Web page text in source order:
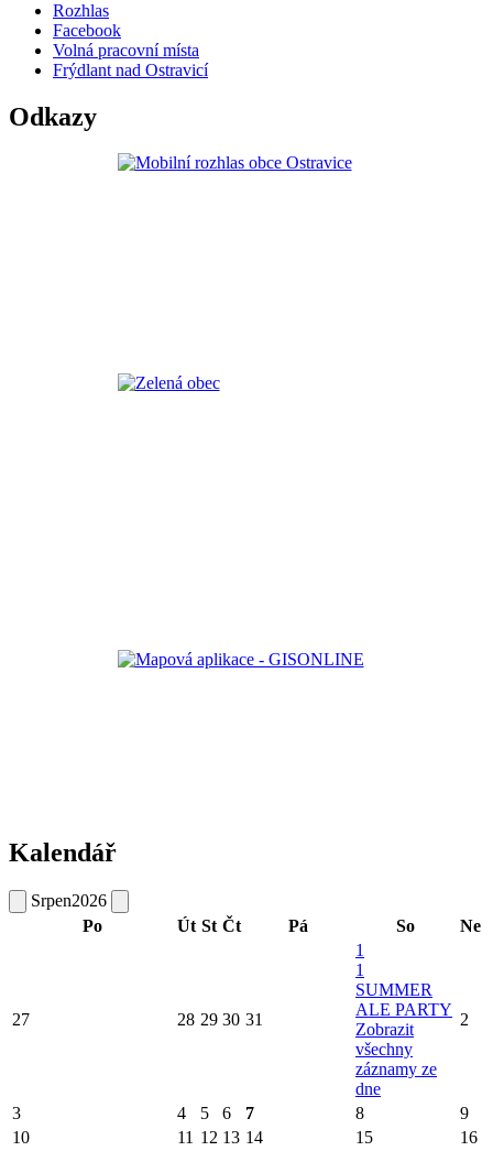
Rozhlas
Facebook
Volná pracovní místa
Frýdlant nad Ostravicí
Odkazy
Kalendář
Srpen2026
Po
Út St Čt Pá So Ne
27 28 29 30 31
1
1
SUMMER
ALE PARTY
Zobrazit
všechny
záznamy ze
dne
2
3 4 5 6 7 8
9
10
11 12 13 14 15
16